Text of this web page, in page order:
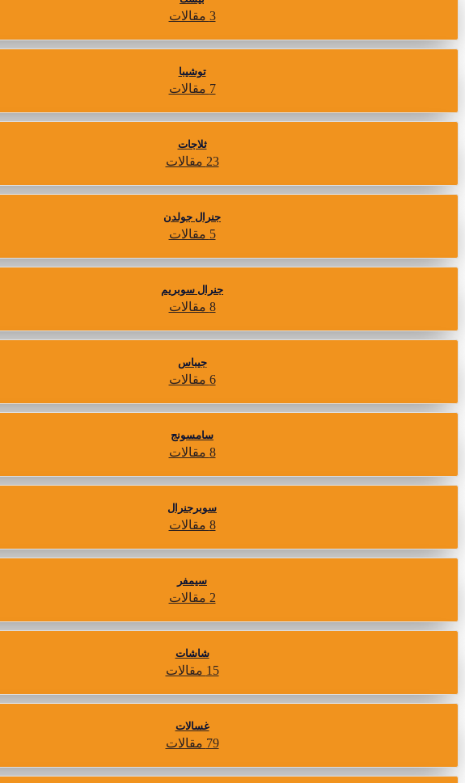
3 مقالات
توشيبا
7 مقالات
ثلاجات
23 مقالات
جنرال جولدن
5 مقالات
جنرال سوبريم
8 مقالات
جيباس
6 مقالات
سامسونج
8 مقالات
سوبرجنرال
8 مقالات
سيمفر
2 مقالات
شاشات
15 مقالات
غسالات
79 مقالات